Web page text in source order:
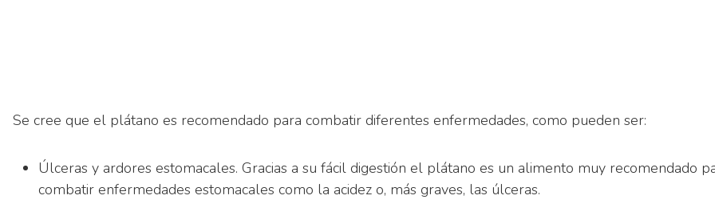
Se cree que el plátano es recomendado para combatir diferentes enfermedades, como pueden ser:
Úlceras y ardores estomacales. Gracias a su fácil digestión el plátano es un alimento muy recomendado
combatir enfermedades estomacales como la acidez o, más graves, las úlceras.